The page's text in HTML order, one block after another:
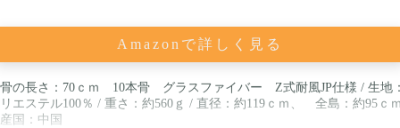
Amazonで詳しく見る
の長さ：70ｃｍ 10本骨 グラスファイバー Z式耐風JP仕様 / 生地：
エステル100％ / 重さ：約560ｇ / 直径：約119ｃｍ、 全島：約95ｃ
国：中国